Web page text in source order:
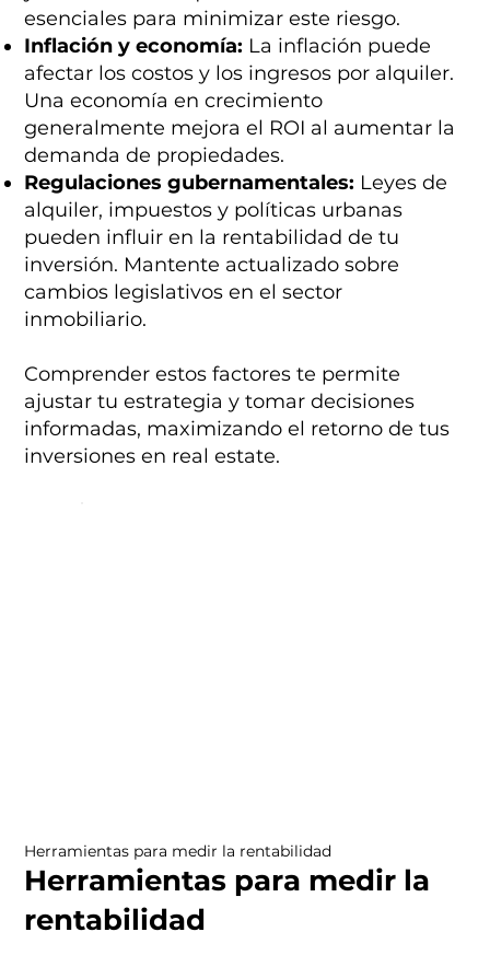
Herramientas para medir la rentabilidad
Herramientas para medir la
rentabilidad
esenciales para minimizar este riesgo.
Inflación y economía: La inflación puede
afectar los costos y los ingresos por alquiler.
Una economía en crecimiento
generalmente mejora el ROI al aumentar la
demanda de propiedades.
Regulaciones gubernamentales: Leyes de
alquiler, impuestos y políticas urbanas
pueden influir en la rentabilidad de tu
inversión. Mantente actualizado sobre
cambios legislativos en el sector
inmobiliario.
Comprender estos factores te permite
ajustar tu estrategia y tomar decisiones
informadas, maximizando el retorno de tus
inversiones en real estate.